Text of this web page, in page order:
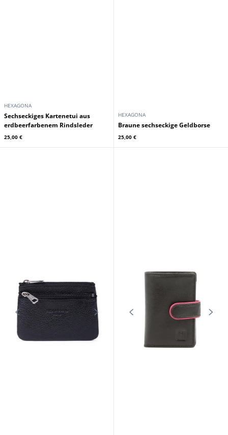
HEXAGONA
Sechseckiges Kartenetui aus
erdbeerfarbenem Rindsleder
25,00 €
HEXAGONA
Braune sechseckige Geldborse
25,00 €